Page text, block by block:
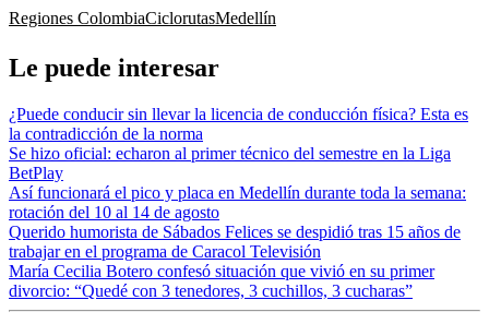
Regiones ColombiaCiclorutasMedellín
Le puede interesar
¿Puede conducir sin llevar la licencia de conducción física? Esta es
la contradicción de la norma
Se hizo oficial: echaron al primer técnico del semestre en la Liga
BetPlay
Así funcionará el pico y placa en Medellín durante toda la semana:
rotación del 10 al 14 de agosto
Querido humorista de Sábados Felices se despidió tras 15 años de
trabajar en el programa de Caracol Televisión
María Cecilia Botero confesó situación que vivió en su primer
divorcio: “Quedé con 3 tenedores, 3 cuchillos, 3 cucharas”